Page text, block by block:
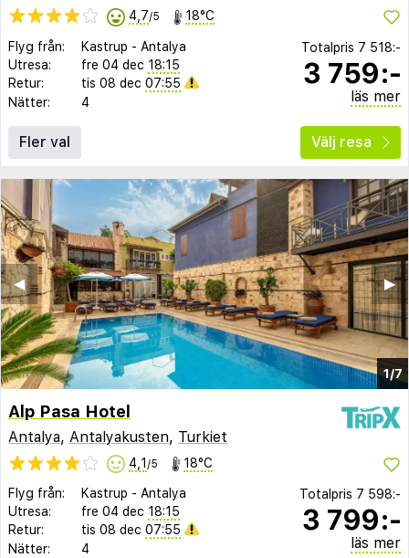
4,7/5 18°C
Flyg från: Kastrup - Antalya
Utresa:
fre 04 dec 18:15
Retur:
tis 08 dec 07:55
Nätter:
4
Totalpris 7 518:-
3 759:-
läs mer
Fler val Välj resa
1/7
▶︎
◀︎
Alp Pasa Hotel
Antalya, Antalyakusten, Turkiet
4,1 /5 18°C
Flyg från: Kastrup - Antalya
Utresa:
fre 04 dec 18:15
Retur:
tis 08 dec 07:55
Nätter:
4
Totalpris 7 598:-
3 799:-
läs mer